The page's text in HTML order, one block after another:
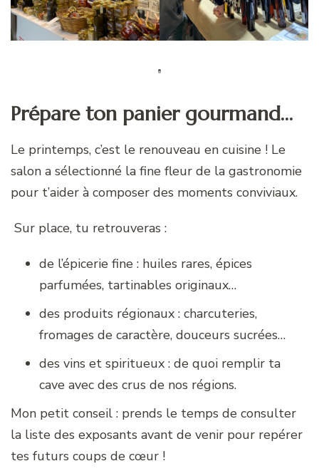
Prépare ton panier gourmand…
Le printemps, c’est le renouveau en cuisine ! Le
salon a sélectionné la fine fleur de la gastronomie
pour t’aider à composer des moments conviviaux.
Sur place, tu retrouveras :
de l’épicerie fine : huiles rares, épices
parfumées, tartinables originaux…
des produits régionaux : charcuteries,
fromages de caractère, douceurs sucrées…
des vins et spiritueux : de quoi remplir ta
cave avec des crus de nos régions.
Mon petit conseil : prends le temps de consulter
la liste des exposants avant de venir pour repérer
tes futurs coups de cœur !